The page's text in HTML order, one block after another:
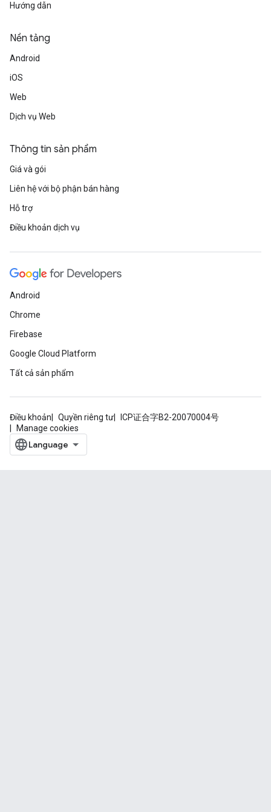
Hướng dẫn
Nền tảng
Android
iOS
Web
Dịch vụ Web
Thông tin sản phẩm
Giá và gói
Liên hệ với bộ phận bán hàng
Hỗ trợ
Điều khoản dịch vụ
Android
Chrome
Firebase
Google Cloud Platform
Tất cả sản phẩm
Điều khoản Quyền riêng tư
ICP证合字B2-20070004号
Manage cookies